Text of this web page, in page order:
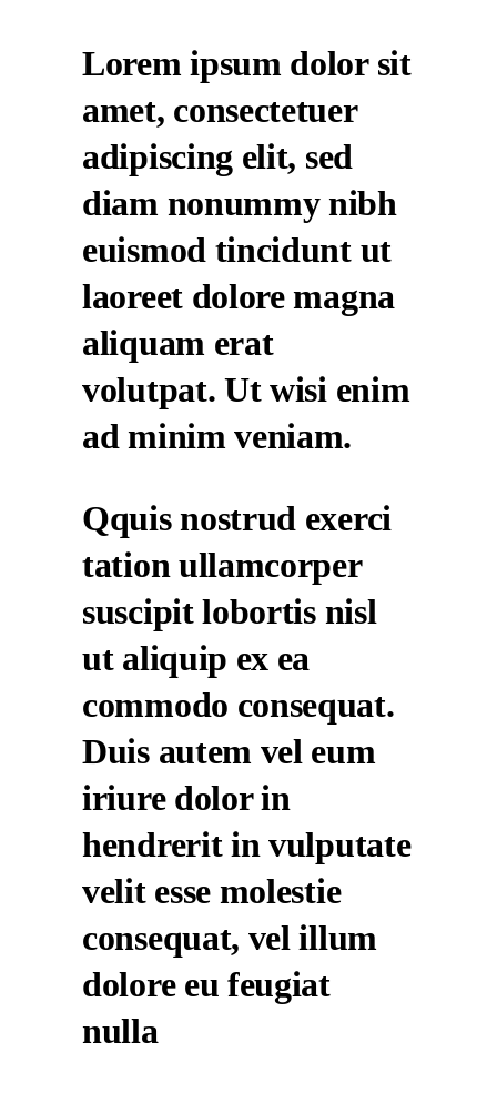
Lorem ipsum dolor sit
amet, consectetuer
adipiscing elit, sed
diam nonummy nibh
euismod tincidunt ut
laoreet dolore magna
aliquam erat
volutpat. Ut wisi enim
ad minim veniam.
Qquis nostrud exerci
tation ullamcorper
suscipit lobortis nisl
ut aliquip ex ea
commodo consequat.
Duis autem vel eum
iriure dolor in
hendrerit in vulputate
velit esse molestie
consequat, vel illum
dolore eu feugiat
nulla